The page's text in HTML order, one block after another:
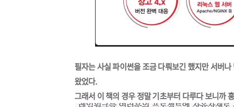
필자는 사실 파이썬을 조금 다뤄보긴 했지만 서버
왔었다.
그래서 이 책의 경우 정말 기초부터 다루다 보니까